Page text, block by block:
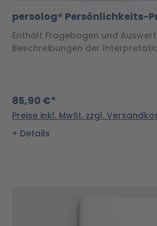
persolog® Persönlichkeits-
Enthält Fragebogen und
Beschreibungen der
85,90 €*
Preise inkl. MwSt. zzgl.
Details